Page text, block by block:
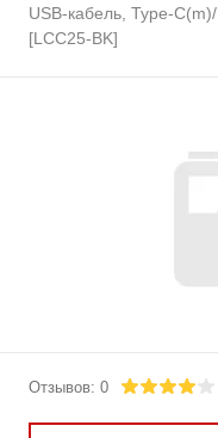
USB-кабель, Type-
[LCC25-BK]
Отзывов: 0